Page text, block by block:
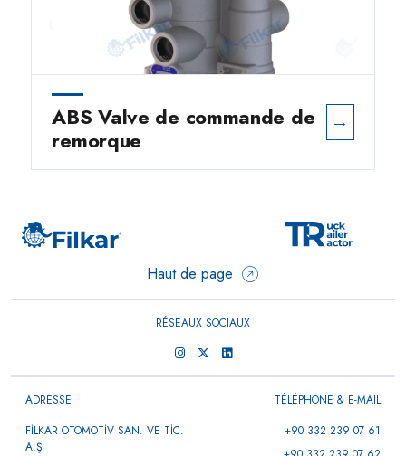
ABS Valve de commande de
remorque
→
Haut de page
RÉSEAUX SOCIAUX
ADRESSE
FİLKAR OTOMOTİV SAN. VE TİC.
A.Ş
TÉLÉPHONE & E-MAIL
+90 332 239 07 61